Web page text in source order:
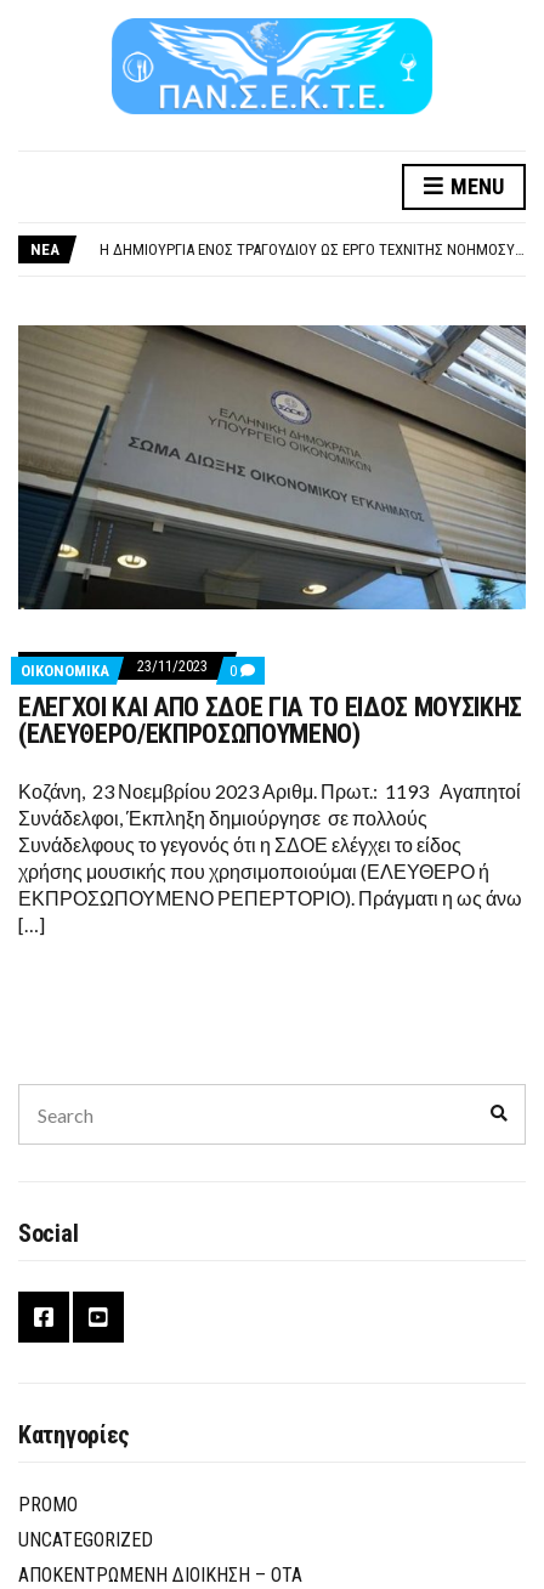
MENU
ΝΕΑ
Η ΔΗΜΙΟΥΡΓΙΑ ΕΝΟΣ ΤΡΑΓΟΥΔΙΟΥ ΩΣ ΕΡΓΟ ΤΕΧΝΙΤΗΣ ΝΟΗΜΟΣΥΝΗΣ ΚΑΤΑ 100/100 ΔΕΝ ΥΠΟΚΕΙΤΑΙ ΣΕ ΠΝΕΥΜΑΤΙΚΑ/ΣΥΓΓΕΝΙΚΑ ΔΙΚΑΙΩΜΑΤΑ. ΠΑΡΑΠΛΑΝΗΤΙΚΕΣ ΚΑΙ ΨΕΥΔΕΙΣ ΟΙ ΤΟΠΟΘΕΤΗΣΕΙΣ ΤΟΥ GEA.
ΞΕΧΕΙΛΙΖΕΙ Η ΟΡΓΗ ΚΑΙ Η ΑΓΑΝΑΚΤΗΣΗ ΑΠΟ ΧΙΛΙΑΔΕΣ ΣΥΝΑΔΕΛΦΟΥΣ
ΣΟΒΑΡΌΤΑΤΗ Η ΠΑΡΆΒΑΣΗ ΧΡΉΣΗ ΜΟΥΣΙΚΉΣ ΧΩΡΊΣ ΤΟ ΑΠΟΔΕΙΚΤΙΚΌ ΥΠΟΒΟΛΉΣ ΓΝΩΣΤΟΠΟΊΗΣΗΣ
ΟΙΚΟΝΟΜΙΚΑ 23/11/2023 0 COMMENTS
ON
ΕΛΕΓΧΟΙ
ΚΑΙ
ΑΠΟ
ΤΟ
ΕΙΔΟΣ
ΜΟΥΣΙΚΗΣ
(ΕΛΕΥΘΕΡΟ/
ΕΚΠΡΟΣΩΠΟΥΜΕΝΟ)
ΕΛΕΓΧΟΙ ΚΑΙ ΑΠΟ ΣΔΟΕ ΓΙΑ ΤΟ ΕΙΔΟΣ ΜΟΥΣΙΚΗΣ
(ΕΛΕΥΘΕΡΟ/ΕΚΠΡΟΣΩΠΟΥΜΕΝΟ)
Κοζάνη, 23 Νοεμβρίου 2023 Αριθμ. Πρωτ.: 1193 Αγαπητοί
Συνάδελφοι, Έκπληξη δημιούργησε σε πολλούς
Συνάδελφους το γεγονός ότι η ΣΔΟΕ ελέγχει το είδος
χρήσης μουσικής που χρησιμοποιούμαι (ΕΛΕΥΘΕΡΟ ή
ΕΚΠΡΟΣΩΠΟΥΜΕΝΟ ΡΕΠΕΡΤΟΡΙΟ). Πράγματι η ως άνω
[…]
for:
Social
Κατηγορίες
PROMO
UNCATEGORIZED
ΑΠΟΚΕΝΤΡΩΜΕΝΗ ΔΙΟΙΚΗΣΗ – ΟΤΑ